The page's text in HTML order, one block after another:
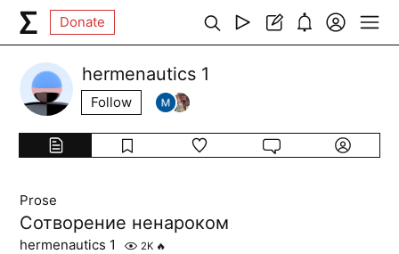
Donate
hermenautics 1
Follow
Prose
Сотворение ненароком
hermenautics 1 2K 🔥